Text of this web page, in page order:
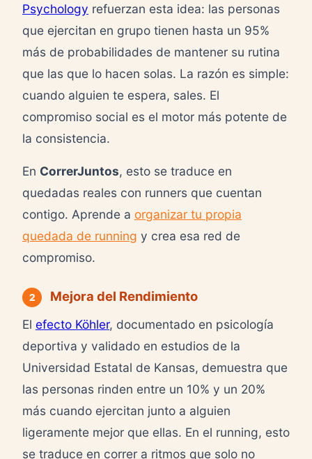
Psychology refuerzan esta idea: las personas
que ejercitan en grupo tienen hasta un 95%
más de probabilidades de mantener su rutina
que las que lo hacen solas. La razón es simple:
cuando alguien te espera, sales. El
compromiso social es el motor más potente de
la consistencia.
En CorrerJuntos, esto se traduce en
quedadas reales con runners que cuentan
contigo. Aprende a organizar tu propia
quedada de running y crea esa red de
compromiso.
2 Mejora del Rendimiento
El efecto Köhler, documentado en psicología
deportiva y validado en estudios de la
Universidad Estatal de Kansas, demuestra que
las personas rinden entre un 10% y un 20%
más cuando ejercitan junto a alguien
ligeramente mejor que ellas. En el running, esto
se traduce en correr a ritmos que solo no